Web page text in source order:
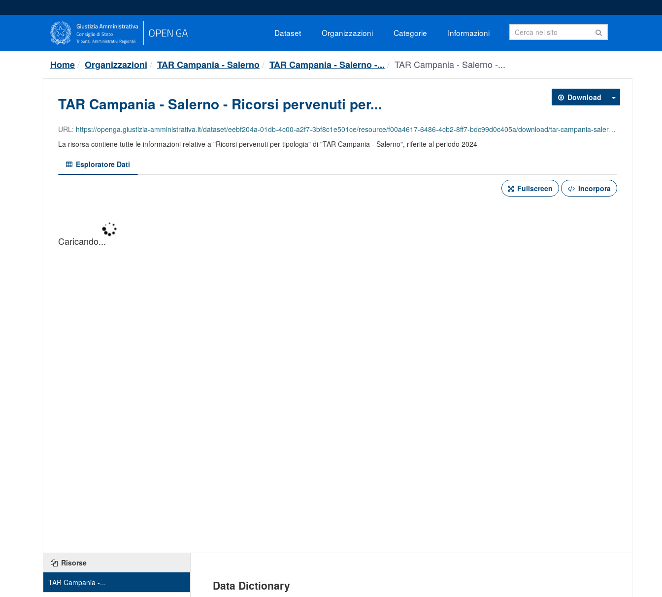
al
Dataset Organizzazioni Categorie Informazioni
Home Organizzazioni TAR Campania - Salerno TAR Campania - Salerno -... TAR Campania - Salerno -...
Download
TAR Campania - Salerno - Ricorsi pervenuti per...
URL: https://openga.giustizia-amministrativa.it/dataset/eebf204a-01db-4c00-a2f7-3bf8c1e501ce/resource/f00a4617-6486-4cb2-8ff7-bdc99d0c405a/download/tar-campania-salerno-ricorsi-pervenuti-per-tipologia-2024.csv
La risorsa contiene tutte le informazioni relative a "Ricorsi pervenuti per tipologia" di "TAR Campania - Salerno", riferite al periodo 2024
Esploratore Dati
Fullscreen Incorpora
Risorse
TAR Campania -...
Data Dictionary